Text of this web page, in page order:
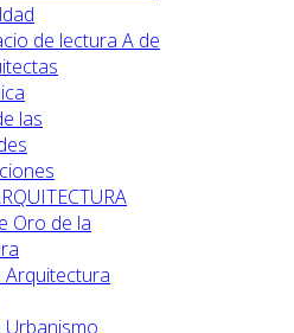
de lectura A de
las
Oro de la
Arquitectura
Urbanismo